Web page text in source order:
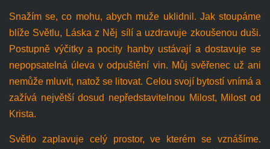
Snažím se, co mohu, abych muže uklidnil. Jak stoupáme
blíže Světlu, Láska z Něj sílí a uzdravuje zkoušenou duši.
Postupně výčitky a pocity hanby ustávají a dostavuje se
nepopsatelná úleva v odpuštění vin. Můj svěřenec už ani
nemůže mluvit, natož se litovat. Celou svojí bytostí vnímá a
zažívá největší dosud nepředstavitelnou Milost, Milost od
Krista.
Světlo zaplavuje celý prostor, ve kterém se vznášíme.